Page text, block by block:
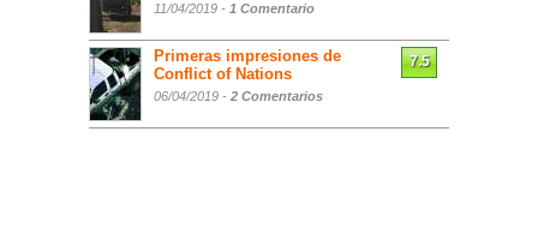
11/04/2019 - 1 Comentario
Primeras impresiones de
Conflict of Nations
06/04/2019 - 2 Comentarios
7.5